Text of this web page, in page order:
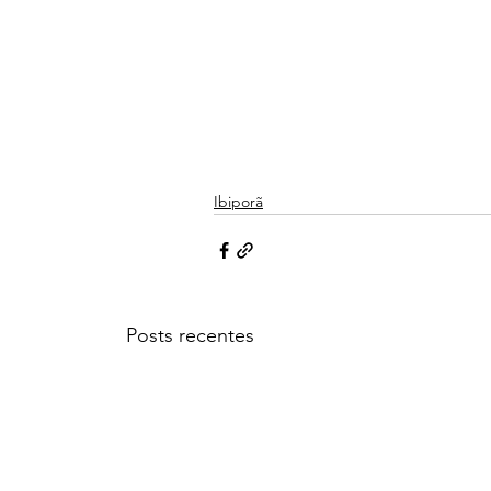
Ibiporã
Posts recentes